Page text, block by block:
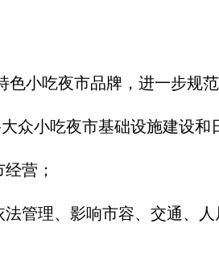
小吃夜市品牌，进一步规
众小吃夜市基础设施建设和
营；
管理、影响市容、交通、人